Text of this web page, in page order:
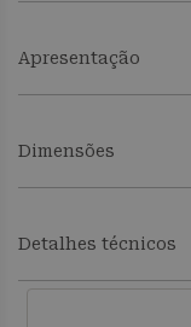
Apresentação
Dimensões
Detalhes técnicos